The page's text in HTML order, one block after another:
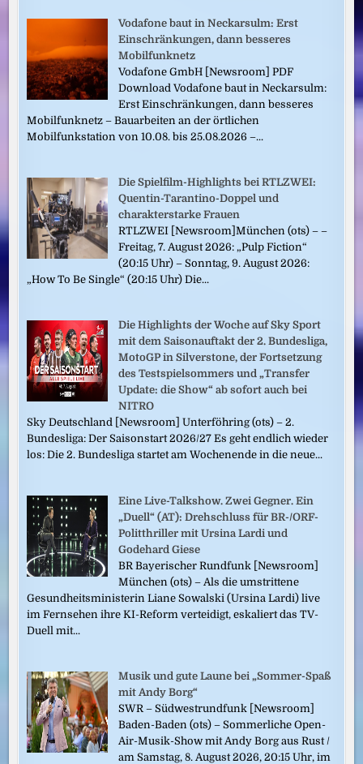
Vodafone baut in Neckarsulm: Erst
Einschränkungen, dann besseres
Mobilfunknetz
Vodafone GmbH [Newsroom] PDF
Download Vodafone baut in Neckarsulm:
Erst Einschränkungen, dann besseres
Mobilfunknetz – Bauarbeiten an der örtlichen
Mobilfunkstation von 10.08. bis 25.08.2026 –...
Die Spielfilm-Highlights bei RTLZWEI:
Quentin-Tarantino-Doppel und
charakterstarke Frauen
RTLZWEI [Newsroom]München (ots) – –
Freitag, 7. August 2026: „Pulp Fiction“
(20:15 Uhr) – Sonntag, 9. August 2026:
„How To Be Single“ (20:15 Uhr) Die...
Die Highlights der Woche auf Sky Sport
mit dem Saisonauftakt der 2. Bundesliga,
MotoGP in Silverstone, der Fortsetzung
des Testspielsommers und „Transfer
Update: die Show“ ab sofort auch bei
NITRO
Sky Deutschland [Newsroom] Unterföhring (ots) – 2.
Bundesliga: Der Saisonstart 2026/27 Es geht endlich wieder
los: Die 2. Bundesliga startet am Wochenende in die neue...
Eine Live-Talkshow. Zwei Gegner. Ein
„Duell“ (AT): Drehschluss für BR-/ORF-
Politthriller mit Ursina Lardi und
Godehard Giese
BR Bayerischer Rundfunk [Newsroom]
München (ots) – Als die umstrittene
Gesundheitsministerin Liane Sowalski (Ursina Lardi) live
im Fernsehen ihre KI-Reform verteidigt, eskaliert das TV-
Duell mit...
Musik und gute Laune bei „Sommer-Spaß
mit Andy Borg“
SWR – Südwestrundfunk [Newsroom]
Baden-Baden (ots) – Sommerliche Open-
Air-Musik-Show mit Andy Borg aus Rust /
am Samstag, 8. August 2026, 20:15 Uhr, im